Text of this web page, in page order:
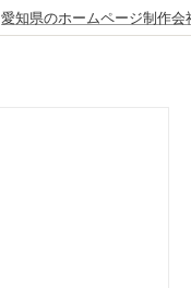
愛知県のホームページ制作会